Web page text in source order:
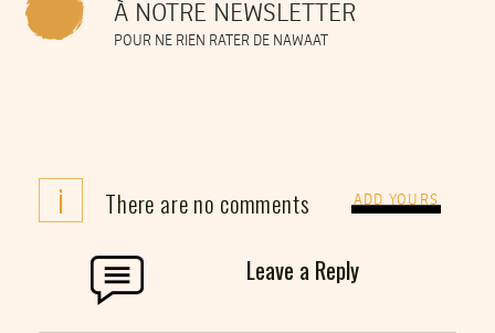
À NOTRE NEWSLETTER
POUR NE RIEN RATER DE NAWAAT
i There are no comments ADD YOURS
Leave a Reply